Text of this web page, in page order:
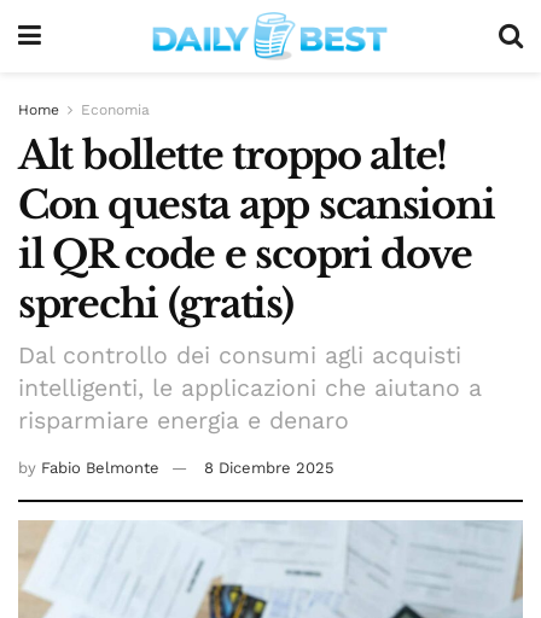
Home Economia
Alt bollette troppo alte!
Con questa app scansioni
il QR code e scopri dove
sprechi (gratis)
Dal controllo dei consumi agli acquisti
intelligenti, le applicazioni che aiutano a
risparmiare energia e denaro
by Fabio Belmonte 8 Dicembre 2025